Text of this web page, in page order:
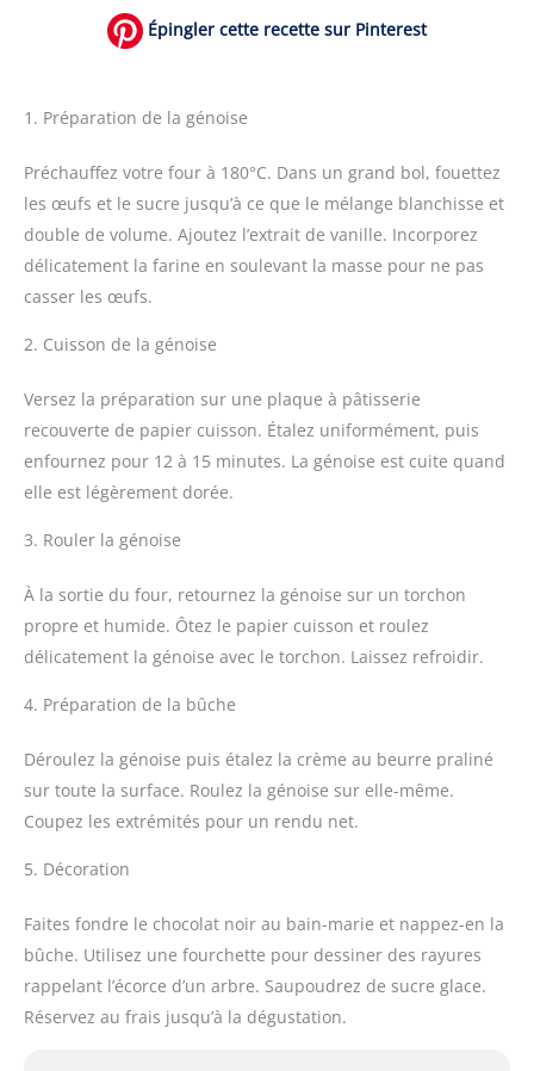
Épingler cette recette sur Pinterest
1. Préparation de la génoise
Préchauffez votre four à 180°C. Dans un grand bol, fouettez
les œufs et le sucre jusqu’à ce que le mélange blanchisse et
double de volume. Ajoutez l’extrait de vanille. Incorporez
délicatement la farine en soulevant la masse pour ne pas
casser les œufs.
2. Cuisson de la génoise
Versez la préparation sur une plaque à pâtisserie
recouverte de papier cuisson. Étalez uniformément, puis
enfournez pour 12 à 15 minutes. La génoise est cuite quand
elle est légèrement dorée.
3. Rouler la génoise
À la sortie du four, retournez la génoise sur un torchon
propre et humide. Ôtez le papier cuisson et roulez
délicatement la génoise avec le torchon. Laissez refroidir.
4. Préparation de la bûche
Déroulez la génoise puis étalez la crème au beurre praliné
sur toute la surface. Roulez la génoise sur elle-même.
Coupez les extrémités pour un rendu net.
5. Décoration
Faites fondre le chocolat noir au bain-marie et nappez-en la
bûche. Utilisez une fourchette pour dessiner des rayures
rappelant l’écorce d’un arbre. Saupoudrez de sucre glace.
Réservez au frais jusqu’à la dégustation.